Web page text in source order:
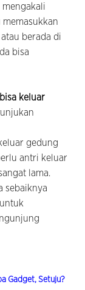
berada di
bisa
keluar
gedung
antri keluar
lama.
sebaiknya
Gadget, Setuju?